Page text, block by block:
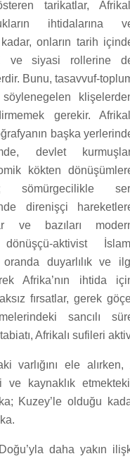
tarikatlar,
ihtidalarına
onların tarih
ve siyasi rollerine
Bunu, tasavvuf-
gerekir.
başka
devlet
kökten
sömürgecilikle
direnişçi
ve bazıları
aktivist
duyarlılık ve
Afrika’nın ihtida
fırsatlar, gerek
sancılı
tabiatı, Afrikalı sufileri
varlığını ele
ve kaynaklık
Kuzey’le olduğu
daha yakın